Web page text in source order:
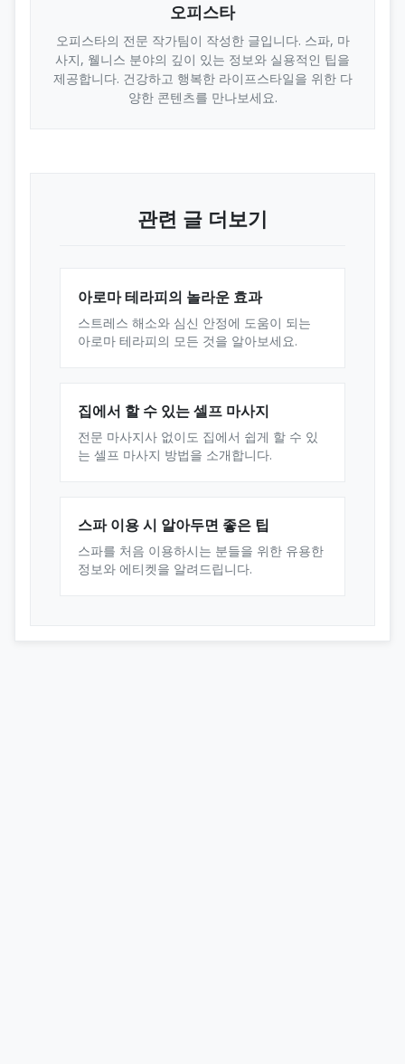
오피스타
오피스타의 전문 작가팀이 작성한 글입니다. 스파, 마
사지, 웰니스 분야의 깊이 있는 정보와 실용적인 팁을
제공합니다. 건강하고 행복한 라이프스타일을 위한 다
양한 콘텐츠를 만나보세요.
관련 글 더보기
아로마 테라피의 놀라운 효과
스트레스 해소와 심신 안정에 도움이 되는
아로마 테라피의 모든 것을 알아보세요.
집에서 할 수 있는 셀프 마사지
전문 마사지사 없이도 집에서 쉽게 할 수 있
는 셀프 마사지 방법을 소개합니다.
스파 이용 시 알아두면 좋은 팁
스파를 처음 이용하시는 분들을 위한 유용한
정보와 에티켓을 알려드립니다.